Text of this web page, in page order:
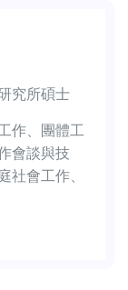
究所碩士
作、團體工
會談與技
社會工作、